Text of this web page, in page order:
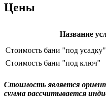
Цены
Название
Стоимость бани "под усадку"
Стоимость бани "под ключ"
Cтоимость является
сумма рассчитывается